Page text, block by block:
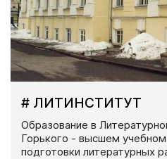
# ЛИТИНСТИТУТ
Образование в
Горького - высшем
подготовки литературных